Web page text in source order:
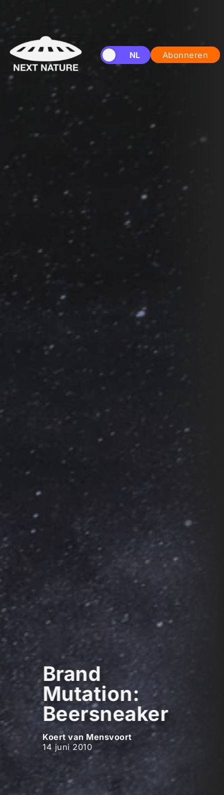
EN NL Abonneren
Brand
Mutation:
Beersneaker
Koert van Mensvoort
14 juni 2010